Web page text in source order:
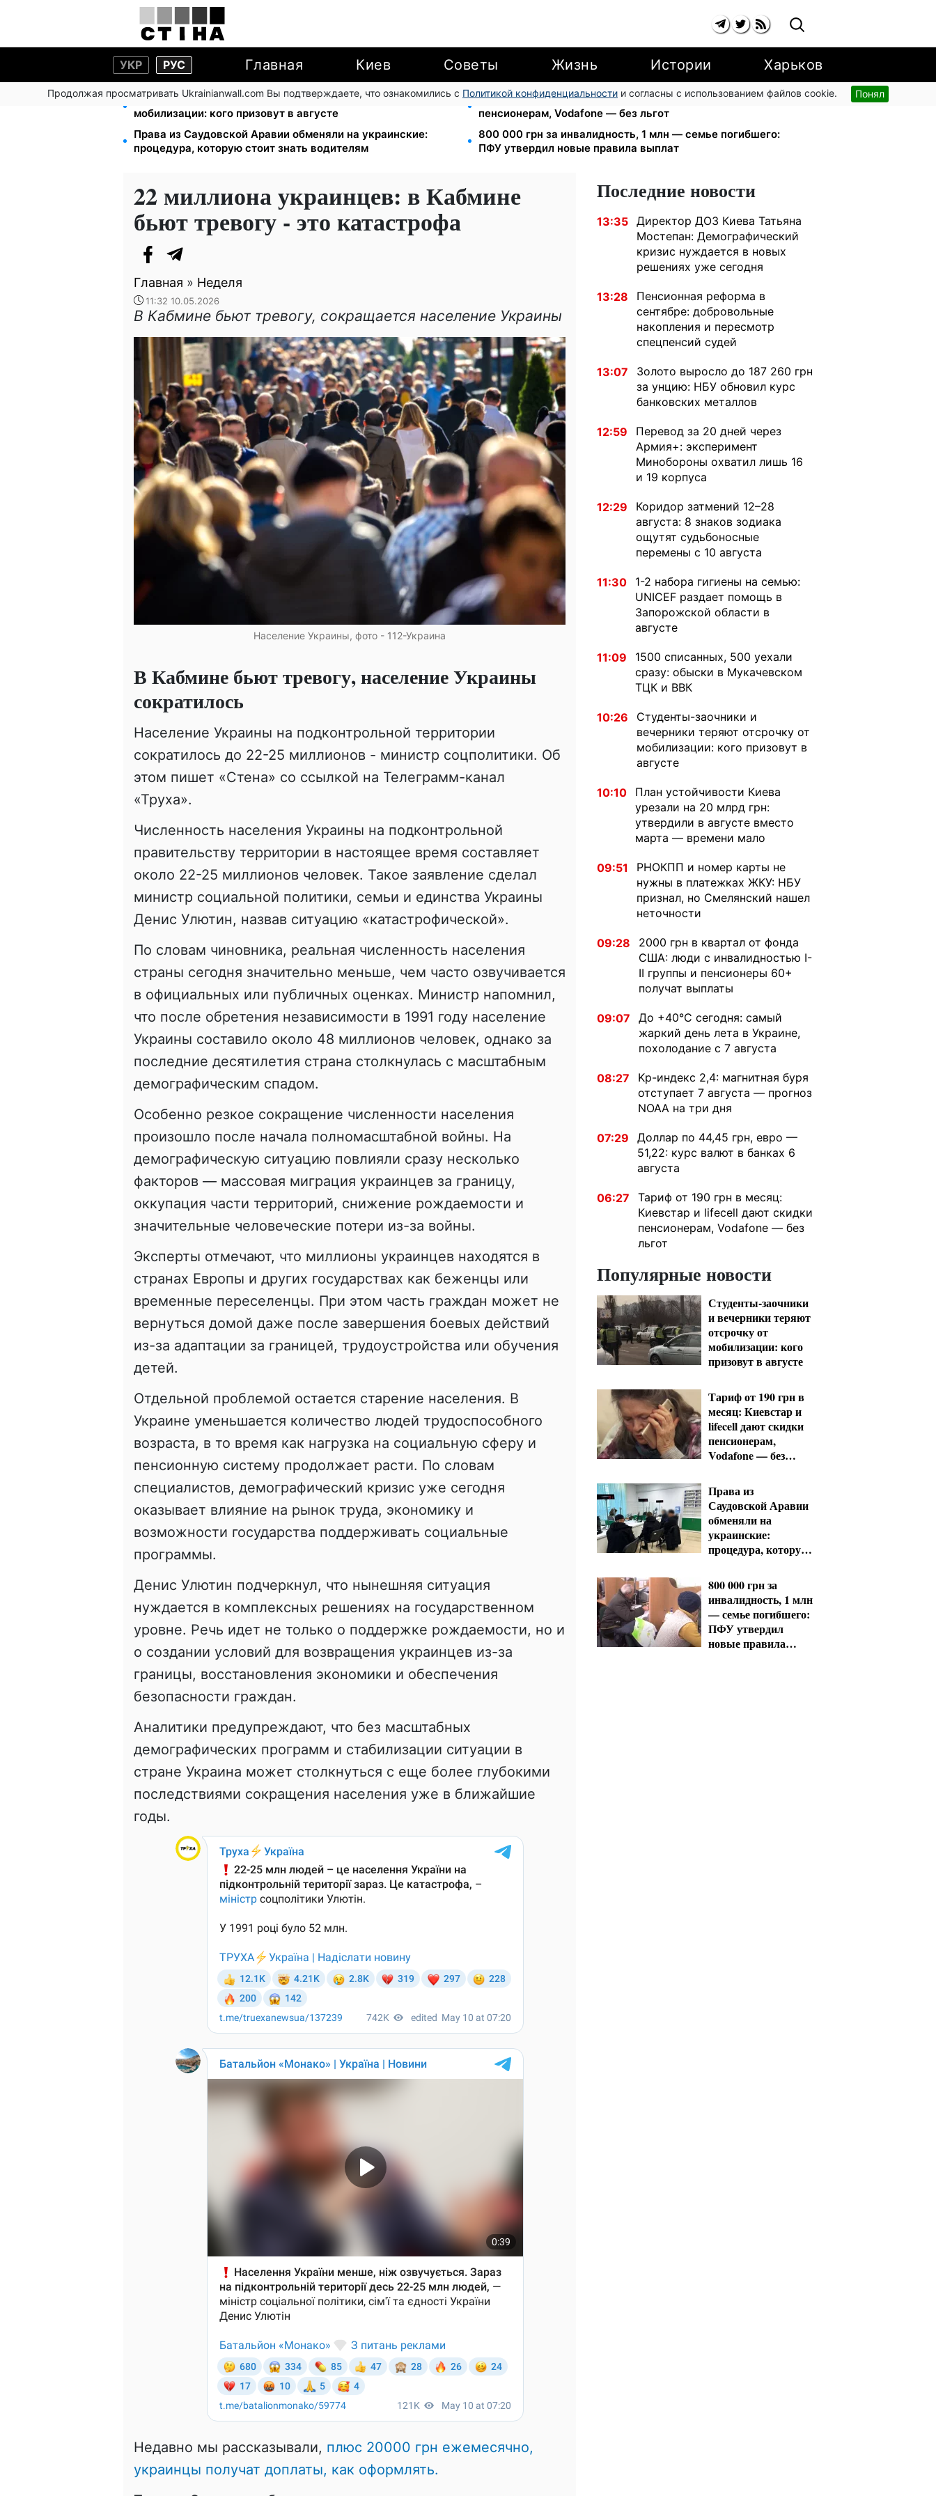
УКР РУС Главная Киев Советы Жизнь Истории Харьков
Продолжая просматривать Ukrainianwall.com Вы подтверждаете, что ознакомились с Политикой конфиденциальности и согласны с использованием файлов cookie. Понял
Студенты-заочники и вечерники теряют отсрочку от
мобилизации: кого призовут в августе
Тариф от 190 грн в месяц: Киевстар и lifecell дают скидки
пенсионерам, Vodafone — без льгот
Права из Саудовской Аравии обменяли на украинские:
процедура, которую стоит знать водителям
800 000 грн за инвалидность, 1 млн — семье погибшего:
ПФУ утвердил новые правила выплат
22 миллиона украинцев: в Кабмине
бьют тревогу - это катастрофа
Главная » Неделя
11:32 10.05.2026
В Кабмине бьют тревогу, сокращается население Украины
Население Украины, фото - 112-Украина
В Кабмине бьют тревогу, население Украины
сократилось
Население Украины на подконтрольной территории
сократилось до 22-25 миллионов - министр соцполитики. Об
этом пишет «Стена» со ссылкой на Телеграмм-канал
«Труха».
Численность населения Украины на подконтрольной
правительству территории в настоящее время составляет
около 22-25 миллионов человек. Такое заявление сделал
министр социальной политики, семьи и единства Украины
Денис Улютин, назвав ситуацию «катастрофической».
По словам чиновника, реальная численность населения
страны сегодня значительно меньше, чем часто озвучивается
в официальных или публичных оценках. Министр напомнил,
что после обретения независимости в 1991 году население
Украины составило около 48 миллионов человек, однако за
последние десятилетия страна столкнулась с масштабным
демографическим спадом.
Особенно резкое сокращение численности населения
произошло после начала полномасштабной войны. На
демографическую ситуацию повлияли сразу несколько
факторов — массовая миграция украинцев за границу,
оккупация части территорий, снижение рождаемости и
значительные человеческие потери из-за войны.
Эксперты отмечают, что миллионы украинцев находятся в
странах Европы и других государствах как беженцы или
временные переселенцы. При этом часть граждан может не
вернуться домой даже после завершения боевых действий
из-за адаптации за границей, трудоустройства или обучения
детей.
Отдельной проблемой остается старение населения. В
Украине уменьшается количество людей трудоспособного
возраста, в то время как нагрузка на социальную сферу и
пенсионную систему продолжает расти. По словам
специалистов, демографический кризис уже сегодня
оказывает влияние на рынок труда, экономику и
возможности государства поддерживать социальные
программы.
Денис Улютин подчеркнул, что нынешняя ситуация
нуждается в комплексных решениях на государственном
уровне. Речь идет не только о поддержке рождаемости, но и
о создании условий для возвращения украинцев из-за
границы, восстановления экономики и обеспечения
безопасности граждан.
Аналитики предупреждают, что без масштабных
демографических программ и стабилизации ситуации в
стране Украина может столкнуться с еще более глубокими
последствиями сокращения населения уже в ближайшие
годы.
Недавно мы рассказывали, плюс 20000 грн ежемесячно,
украинцы получат доплаты, как оформлять.
Последние новости
13:35 Директор ДОЗ Киева Татьяна
Мостепан: Демографический
кризис нуждается в новых
решениях уже сегодня
13:28
Пенсионная реформа в
сентябре: добровольные
накопления и пересмотр
спецпенсий судей
13:07
Золото выросло до 187 260 грн
за унцию: НБУ обновил курс
банковских металлов
12:59
Перевод за 20 дней через
Армия+: эксперимент
Минобороны охватил лишь 16
и 19 корпуса
12:29
Коридор затмений 12–28
августа: 8 знаков зодиака
ощутят судьбоносные
перемены с 10 августа
11:30
1-2 набора гигиены на семью:
UNICEF раздает помощь в
Запорожской области в
августе
11:09
1500 списанных, 500 уехали
сразу: обыски в Мукачевском
ТЦК и ВВК
10:26
Студенты-заочники и
вечерники теряют отсрочку от
мобилизации: кого призовут в
августе
10:10
План устойчивости Киева
урезали на 20 млрд грн:
утвердили в августе вместо
марта — времени мало
09:51
РНОКПП и номер карты не
нужны в платежках ЖКУ: НБУ
признал, но Смелянский нашел
неточности
09:28
2000 грн в квартал от фонда
США: люди с инвалидностью I-
II группы и пенсионеры 60+
получат выплаты
09:07
До +40°С сегодня: самый
жаркий день лета в Украине,
похолодание с 7 августа
08:27
Kp-индекс 2,4: магнитная буря
отступает 7 августа — прогноз
NOAA на три дня
07:29
Доллар по 44,45 грн, евро —
51,22: курс валют в банках 6
августа
06:27
Тариф от 190 грн в месяц:
Киевстар и lifecell дают скидки
пенсионерам, Vodafone — без
льгот
Популярные новости
Студенты-заочники
и вечерники теряют
отсрочку от
мобилизации: кого
призовут в августе
Тариф от 190 грн в
месяц: Киевстар и
lifecell дают скидки
пенсионерам,
Vodafone — без
Права из
Саудовской Аравии
обменяли на
украинские:
процедура, которую
водителям
800 000 грн за
инвалидность, 1 млн
— семье погибшего:
ПФУ утвердил
новые правила